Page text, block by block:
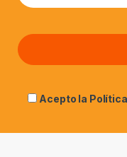
Acepto la